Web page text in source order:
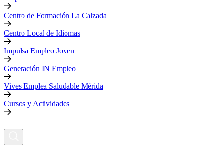
Centro de Formación La Calzada
Centro Local de Idiomas
Impulsa Empleo Joven
Generación IN Empleo
Vives Emplea Saludable Mérida
Cursos y Actividades